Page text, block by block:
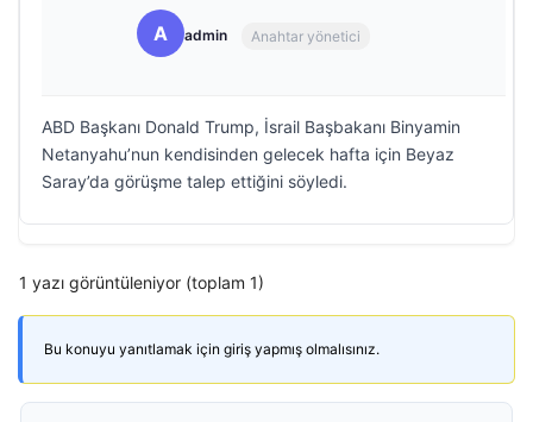
A admin Anahtar yönetici
ABD Başkanı Donald Trump, İsrail Başbakanı Binyamin
Netanyahu’nun kendisinden gelecek hafta için Beyaz
Saray’da görüşme talep ettiğini söyledi.
1 yazı görüntüleniyor (toplam 1)
Bu konuyu yanıtlamak için giriş yapmış olmalısınız.